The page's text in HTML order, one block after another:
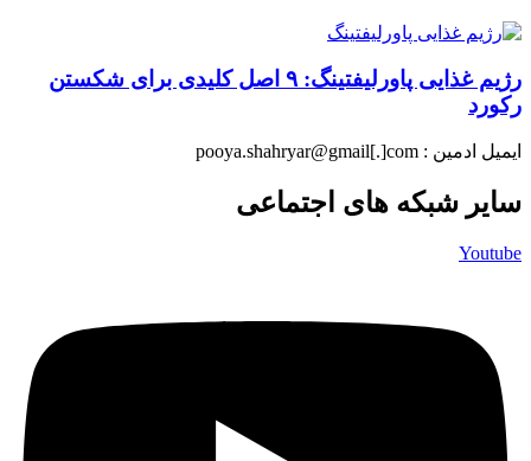
رژیم غذایی پاورلیفتینگ: ۹ اصل کلیدی برای شکستن
رکورد
ایمیل ادمین : pooya.shahryar@gmail[.]com
سایر شبکه های اجتماعی
Youtube